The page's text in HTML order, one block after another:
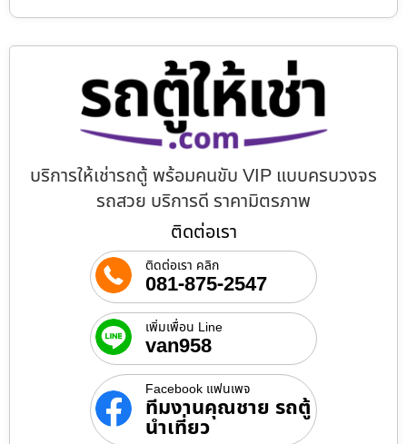
บริการให้เช่ารถตู้ พร้อมคนขับ VIP แบบครบวงจร
รถสวย บริการดี ราคามิตรภาพ
ติดต่อเรา
ติดต่อเรา คลิก
081-875-2547
เพิ่มเพื่อน Line
van958
Facebook แฟนเพจ
ทีมงานคุณชาย รถตู้
นำเที่ยว